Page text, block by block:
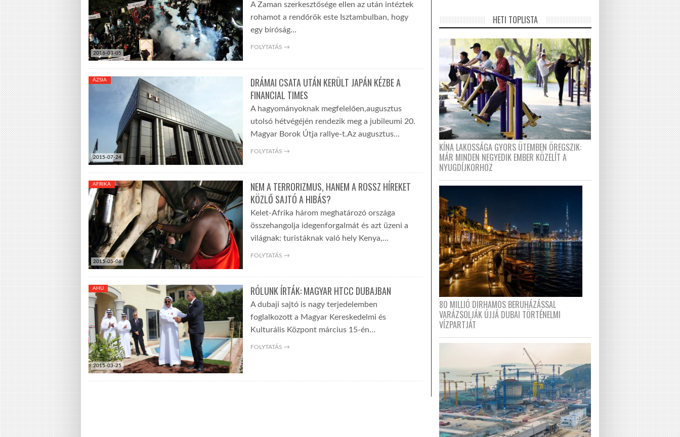
2016-03-05
A Zaman szerkesztősége ellen az után intéztek
rohamot a rendőrök este Isztambulban, hogy
egy bíróság…
FOLYTATÁS →
2015-07-24
ÁZSIA
DRÁMAI CSATA UTÁN KERÜLT JAPÁN KÉZBE A
FINANCIAL TIMES
A hagyományoknak megfelelően,augusztus
utolsó hétvégéjén rendezik meg a jubileumi 20.
Magyar Borok Útja rallye-t.Az augusztus…
FOLYTATÁS →
2015-05-06
AFRIKA
NEM A TERRORIZMUS, HANEM A ROSSZ HÍREKET
KÖZLŐ SAJTÓ A HIBÁS?
Kelet-Afrika három meghatározó országa
összehangolja idegenforgalmát és azt üzeni a
világnak: turistáknak való hely Kenya,…
FOLYTATÁS →
2015-03-25
AHU RÓLUNK ÍRTÁK: MAGYAR HTCC DUBAJBAN
A dubaji sajtó is nagy terjedelemben
foglalkozott a Magyar Kereskedelmi és
Kulturális Központ március 15-én…
FOLYTATÁS →
HETI TOPLISTA
KÍNA LAKOSSÁGA GYORS ÜTEMBEN ÖREGSZIK:
MÁR MINDEN NEGYEDIK EMBER KÖZELÍT A
NYUGDÍJKORHOZ
80 MILLIÓ DIRHAMOS BERUHÁZÁSSAL
VARÁZSOLJÁK ÚJJÁ DUBAI TÖRTÉNELMI
VÍZPARTJÁT